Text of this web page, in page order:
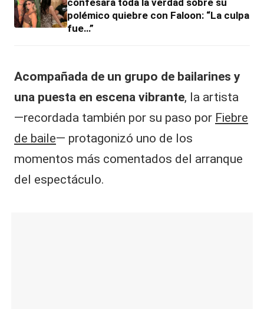
polémico quiebre con Faloon: “La culpa
fue…”
Acompañada de un grupo de bailarines y
una puesta en escena vibrante, la artista
—recordada también por su paso por Fiebre
de baile— protagonizó uno de los
momentos más comentados del arranque
del espectáculo.